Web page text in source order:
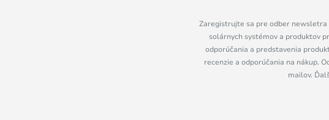
Zaregistrujte sa pre odber
solárnych systémov a produktov
odporúčania a predstavenia
recenzie a odporúčania na nákup.
mailov.